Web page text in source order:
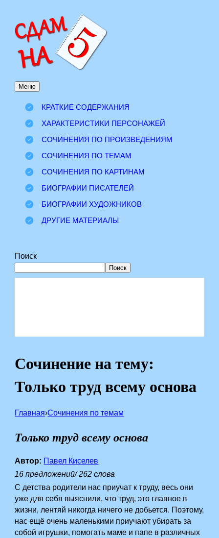
Перейти
к
содержимому
Меню
КРАТКИЕ СОДЕРЖАНИЯ
ХАРАКТЕРИСТИКИ ПЕРСОНАЖЕЙ
СОЧИНЕНИЯ ПО ПРОИЗВЕДЕНИЯМ
СОЧИНЕНИЯ ПО ТЕМАМ
СОЧИНЕНИЯ ПО КАРТИНАМ
БИОГРАФИИ ПИСАТЕЛЕЙ
БИОГРАФИИ ХУДОЖНИКОВ
ДРУГИЕ МАТЕРИАЛЫ
Поиск
Поиск
Сочинение на тему:
Только труд всему основа
Главная›Сочинения по темам
Только труд всему основа
Автор: Павел Киселев
16 предложений/ 262 слова
С детства родители нас приучат к труду, весь они
уже для себя выяснили, что труд, это главное в
жизни, лентяй никогда ничего не добьется. Поэтому,
нас ещё очень маленькими приучают убирать за
собой игрушки, помогать маме и папе в различных